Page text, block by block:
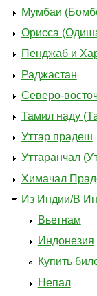
Мумбаи
Орисса
Пенджаб и
Раджастан
Северо-
Тамил наду
Уттар прадеш
Уттаранчал
Химачал
Из Индии/В
Вьетнам
Индонезия
Купить
Непал